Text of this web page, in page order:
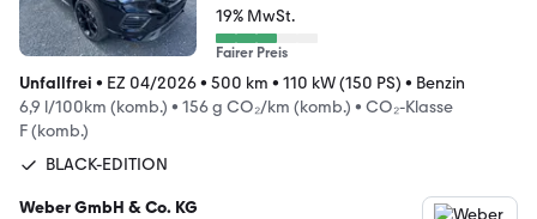
19% MwSt.
Fairer Preis
Unfallfrei • EZ 04/2026• 500 km • 110 kW (150 PS) • Benzin
6,9 l/100km (komb.) • 156 g CO₂/km (komb.) • CO₂-Klasse
F (komb.)
BLACK-EDITION
Weber GmbH & Co. KG